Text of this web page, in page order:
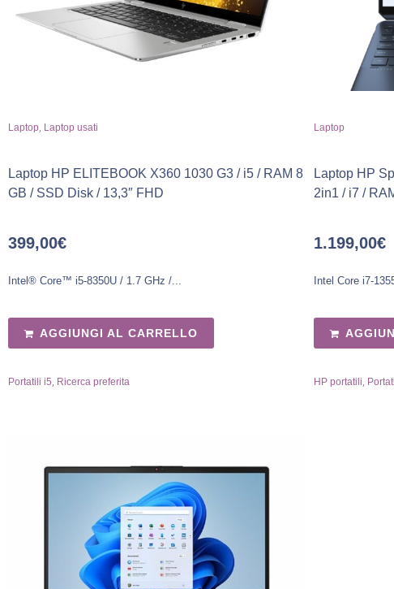
Laptop, Laptop usati
Laptop HP ELITEBOOK X360 1030 G3 / i5 / RAM 8
GB / SSD Disk / 13,3″ FHD
399,00€
Intel® Core™ i5-8350U / 1.7 GHz /...
AGGIUNGI AL CARRELLO
Portatili i5, Ricerca preferita
Laptop
Laptop HP
2in1 / i7 /
1.199,00€
Intel Core i7-
HP portatili,